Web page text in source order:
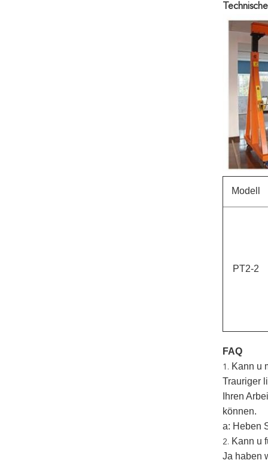
Modell
PT2-2
FAQ
1. Kann u
Trauriger
Ihren
können.
a: Heben
2. Kann u
Ja haben